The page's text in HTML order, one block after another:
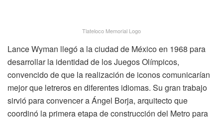
Tlateloco Memorial Logo
Lance Wyman llegó a la ciudad de México en 1968 para
desarrollar la identidad de los Juegos Olímpicos,
convencido de que la realización de iconos comunicarían
mejor que letreros en diferentes idiomas. Su gran trabajo
sirvió para convencer a Ángel Borja, arquitecto que
coordinó la primera etapa de construcción del Metro para